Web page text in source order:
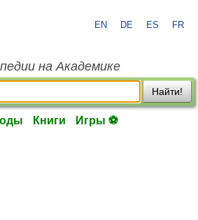
EN DE ES FR
на Академике
Найти!
Книги Игры ⚽